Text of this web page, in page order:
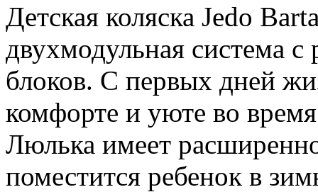
Детская коляска Jedo
двухмодульная система
блоков. С первых дней
комфорте и уюте во
Люлька имеет
поместится ребенок в